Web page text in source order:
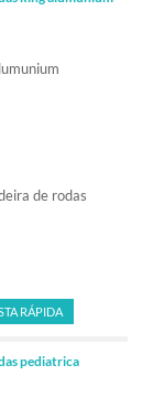
pediatrica
RÁPIDA